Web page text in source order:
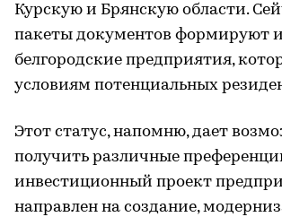
Курскую и Брянскую области.
пакеты документов формируют
белгородские предприятия,
условиям потенциальных
Этот статус, напомню, дает
получить различные
инвестиционный проект
направлен на создание,